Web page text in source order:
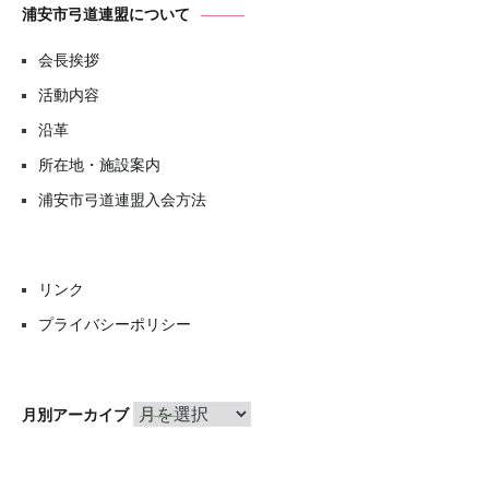
浦安市弓道連盟について
会長挨拶
活動内容
沿革
所在地・施設案内
浦安市弓道連盟入会方法
リンク
プライバシーポリシー
月別アーカイブ 月